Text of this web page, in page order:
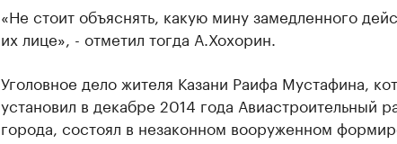
«Не стоит объяснять, какую мину замедленного
их лице», - отметил тогда А.Хохорин.
Уголовное дело жителя Казани Раифа Мустафина,
установил в декабре 2014 года Авиастроительный
города, состоял в незаконном вооруженном